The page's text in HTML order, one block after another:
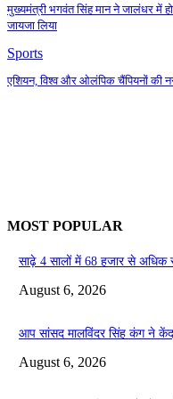
मुख्यमंत्री भगवंत सिंह मान ने जालंधर में
जायजा लिया
Sports
एशियन, विश्व और ओलंपिक चैंपियनों की
MOST POPULAR
साढ़े 4 सालों में 68 हजार से अधिक
August 6, 2026
आप सांसद मालविंदर सिंह कंग ने
August 6, 2026